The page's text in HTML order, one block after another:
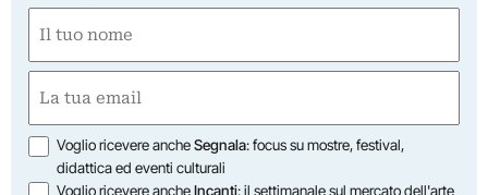
(Obbligatorio)
Nome
(Obbligatorio)
Opzioni
Voglio ricevere ancheSegnala: focus su mostre, festival,
didattica ed eventi culturali
Voglio ricevere ancheIncanti: il settimanale sul mercato dell'arte